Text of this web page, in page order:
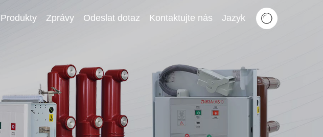
Produkty Zprávy Odeslat dotaz Kontaktujte nás Jazyk